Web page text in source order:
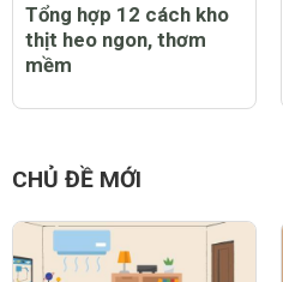
Tổng hợp 12 cách kho
thịt heo ngon, thơm
mềm
CHỦ ĐỀ MỚI